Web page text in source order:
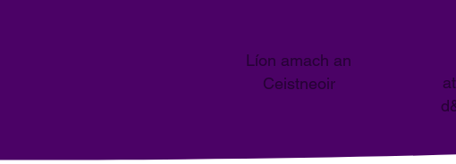
Líon amach an
Ceistneoir